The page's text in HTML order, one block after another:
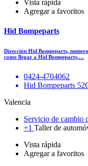
Vista rápida
Agregar a favoritos
Hid Bompeparts
Dirección Hid Bompeparts,
como llegar a Hid Bompeparts,…
0424-4704062
Hid Bompeparts
Valencia
Servicio de cambio
+1 Taller de
Vista rápida
Agregar a favoritos